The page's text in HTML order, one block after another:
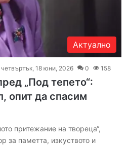
Актуално
18 юни, 2026 0 158
„Под тепето“:
опит да спасим
притежание на твореца“,
за паметта, изкуството и